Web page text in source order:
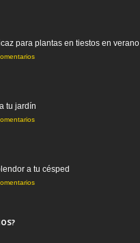
para plantas en tiestos en verano
tu jardín
a tu césped